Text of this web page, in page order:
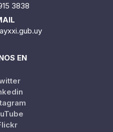
3838
EN